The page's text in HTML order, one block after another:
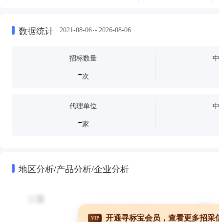
数据统计 2021-08-06～2026-08-06
招标数量
-次
代理单位
-家
地区分析/产品分析/企业分析
VIP 开通寻标宝会员，查看更多招采